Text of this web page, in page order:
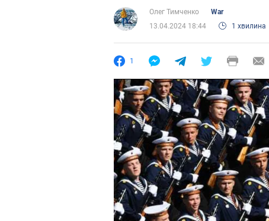
Олег Тимченко
War
13.04.2024 18:44
1 хвилина
1